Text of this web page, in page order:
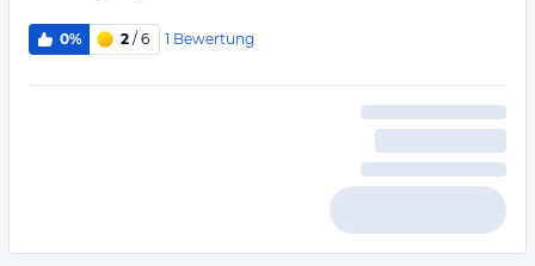
0% 2 / 6 1 Bewertung